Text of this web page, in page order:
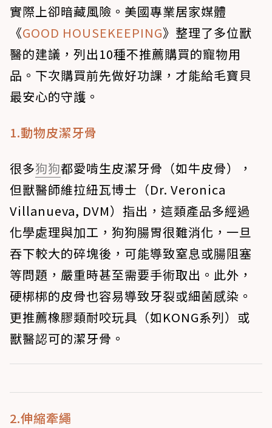
實際上卻暗藏風險。美國專業居家媒體
《GOOD HOUSEKEEPING》整理了多位獸
醫的建議，列出10種不推薦購買的寵物用
品。下次購買前先做好功課，才能給毛寶貝
最安心的守護。
1.動物皮潔牙骨
很多狗狗都愛啃生皮潔牙骨（如牛皮骨），
但獸醫師維拉紐瓦博士（Dr. Veronica
Villanueva, DVM）指出，這類產品多經過
化學處理與加工，狗狗腸胃很難消化，一旦
吞下較大的碎塊後，可能導致窒息或腸阻塞
等問題，嚴重時甚至需要手術取出。此外，
硬梆梆的皮骨也容易導致牙裂或細菌感染。
更推薦橡膠類耐咬玩具（如KONG系列）或
獸醫認可的潔牙骨。
2.伸縮牽繩